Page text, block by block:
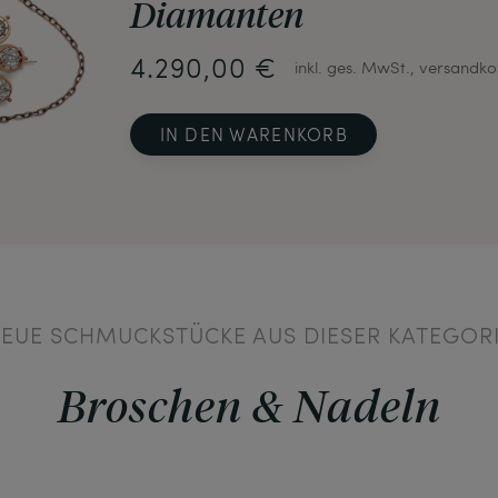
Diamanten
4.290,00 € inkl. ges. MwSt.,
IN DEN WARENKORB
SCHMUCKSTÜCKE AUS DIESER
Broschen & Nadeln